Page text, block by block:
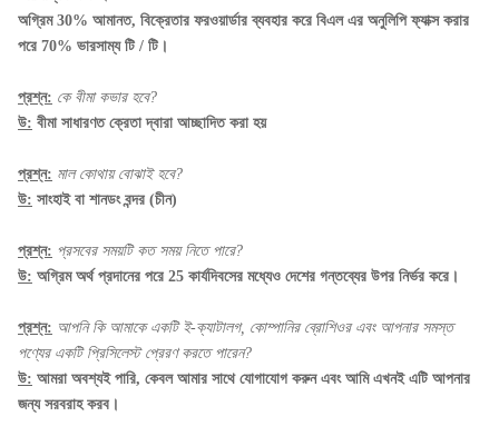
অগ্রিম 30% আমানত, বিক্রেতার ফরওয়ার্ডার ব্যবহার করে বিএল এর অনুলিপি ফ্যাক্স করার
পরে 70% ভারসাম্য টি / টি।
প্রশ্ন: কে বীমা কভার হবে?
উ: বীমা সাধারণত ক্রেতা দ্বারা আচ্ছাদিত করা হয়
প্রশ্ন: মাল কোথায় বোঝাই হবে?
উ: সাংহাই বা শানডং বন্দর (চীন)
প্রশ্ন: প্রসবের সময়টি কত সময় নিতে পারে?
উ: অগ্রিম অর্থ প্রদানের পরে 25 কার্যদিবসের মধ্যেও দেশের গন্তব্যের উপর নির্ভর করে।
প্রশ্ন: আপনি কি আমাকে একটি ই-ক্যাটালগ, কোম্পানির ব্রোশিওর এবং আপনার সমস্ত
পণ্যের একটি প্রিসিলেস্ট প্রেরণ করতে পারেন?
উ: আমরা অবশ্যই পারি, কেবল আমার সাথে যোগাযোগ করুন এবং আমি এখনই এটি আপনার
জন্য সরবরাহ করব।